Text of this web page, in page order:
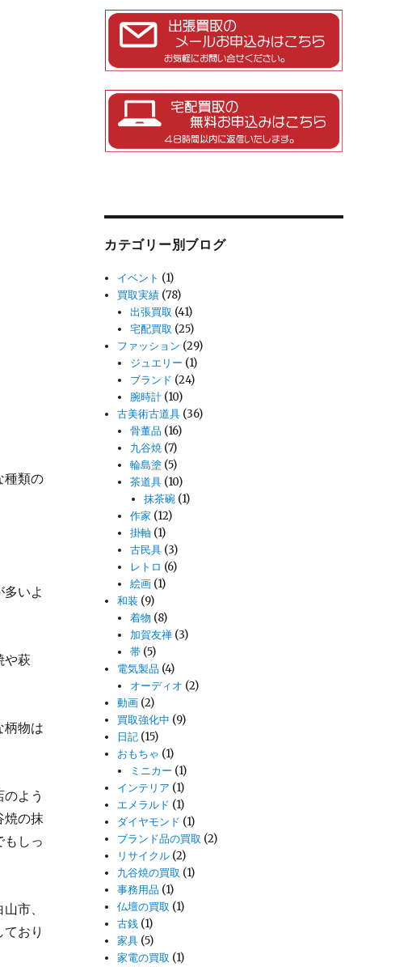
種類の
いよ
や萩
柄物は
よう
焼の抹
しっ
市、
おり
カテゴリー別ブログ
イベント (1)
買取実績 (78)
出張買取 (41)
宅配買取 (25)
ファッション (29)
ジュエリー (1)
ブランド (24)
腕時計 (10)
古美術古道具 (36)
骨董品 (16)
九谷焼 (7)
輪島塗 (5)
茶道具 (10)
抹茶碗(1)
作家 (12)
掛軸 (1)
古民具 (3)
レトロ (6)
絵画 (1)
和装 (9)
着物 (8)
加賀友禅 (3)
帯 (5)
電気製品 (4)
オーディオ (2)
動画 (2)
買取強化中 (9)
日記 (15)
おもちゃ (1)
ミニカー (1)
インテリア (1)
エメラルド (1)
ダイヤモンド (1)
ブランド品の買取 (2)
リサイクル (2)
九谷焼の買取 (1)
事務用品 (1)
仏壇の買取 (1)
古銭 (1)
家具 (5)
家電の買取 (1)